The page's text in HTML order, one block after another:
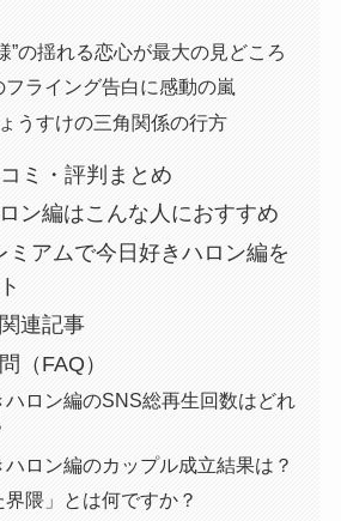
”の揺れる恋心が最大の見どころ
フライング告白に感動の嵐
うすけの三角関係の行方
ミ・評判まとめ
ン編はこんな人におすすめ
ミアムで今日好きハロン編を
連記事
（FAQ）
ハロン編のSNS総再生回数はどれ
ロン編のカップル成立結果は？
界隈」とは何ですか？